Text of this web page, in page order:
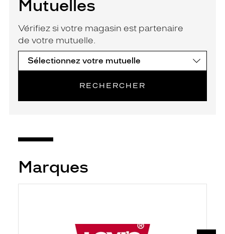
Mutuelles
Vérifiez si votre magasin est partenaire
de votre mutuelle.
RECHERCHER
Marques